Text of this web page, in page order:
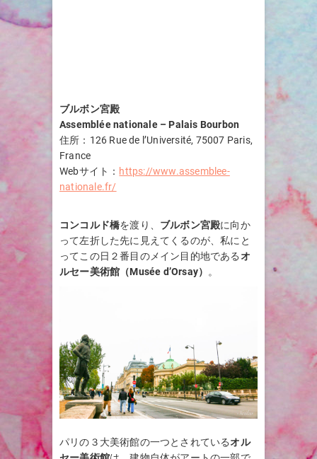
ブルボン宮殿
Assemblée nationale – Palais Bourbon
住所：126 Rue de l’Université, 75007 Paris,
France
Webサイト： https://www.assemblee-
nationale.fr/
コンコルド橋を渡り、 ブルボン宮殿に向か
って左折した先に見えてくるのが、私にと
ってこの日２番目のメイン目的地であるオ
ルセー美術館（Musée d’Orsay）
。
パリの３大美術館の一つとされているオル